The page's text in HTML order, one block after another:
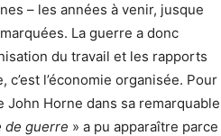
– les années à venir, jusque
La guerre a donc
du travail et les rapports
l’économie organisée. Pour
Horne dans sa remarquable
de guerre » a pu apparaître parce